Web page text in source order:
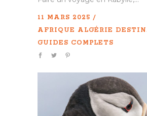
11 MARS 2025
AFRIQUE ALGÉRIE
GUIDES COMPLETS